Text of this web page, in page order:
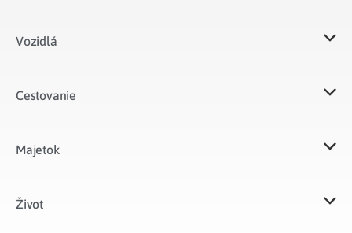
Vozidlá​
Cestovanie
Majetok​
Život​